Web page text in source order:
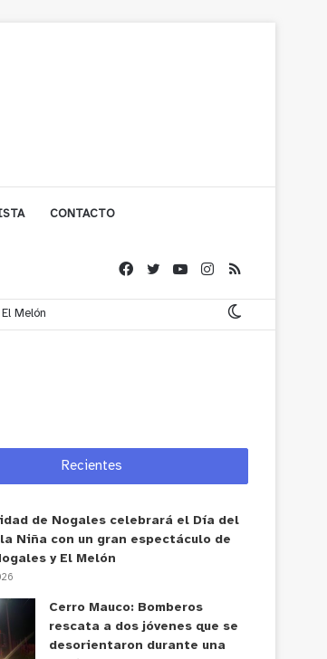
CONTACTO
Melón
Recientes
de Nogales celebrará el Día del
la Niña con un gran espectáculo de
y El Melón
Cerro Mauco: Bomberos
rescata a dos jóvenes que se
desorientaron durante una